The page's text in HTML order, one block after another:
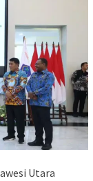
Utara